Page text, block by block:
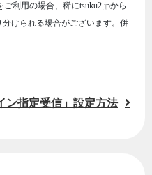
利用の場合、稀にtsuku2.jpから
けられる場合がございます。併
ン指定受信」設定方法